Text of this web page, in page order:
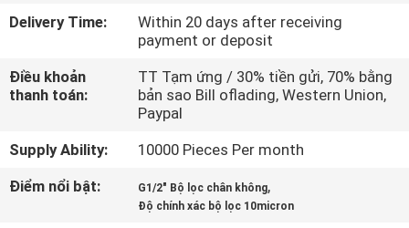
TÔI
THAM
NHÀ
MÁY
Delivery Time:
Within 20 days after receiving
payment or deposit
Điều khoản
thanh toán:
TT Tạm ứng / 30% tiền gửi, 70% bằng
bản sao Bill oflading, Western Union,
Paypal
Supply Ability:
10000 Pieces Per month
Điểm nổi bật:
G1/2" Bộ lọc chân không,
Độ chính xác bộ lọc 10micron